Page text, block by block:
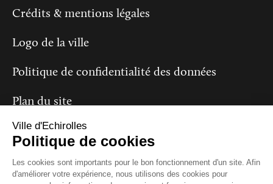
Crédits & mentions légales
Logo de la ville
Politique de confidentialité des données
Plan du site
Suivez-nous
Ville d'Echirolles
Politique de cookies
Les cookies sont importants pour le bon fonctionnement d'un site. Afin
d'améliorer votre expérience, nous utilisons des cookies pour